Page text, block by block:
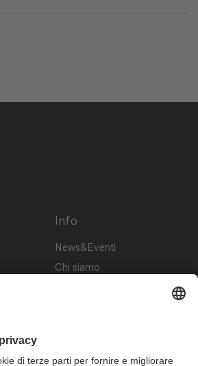
Info
News&Eventi
Chi siamo